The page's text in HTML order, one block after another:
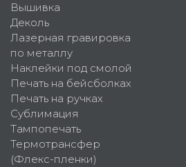
Вышивка
Деколь
Лазерная гравировка
по металлу
Наклейки под смолой
Печать на бейсболках
Печать на ручках
Сублимация
Тампопечать
Термотрансфер
(Флекс-пленки)